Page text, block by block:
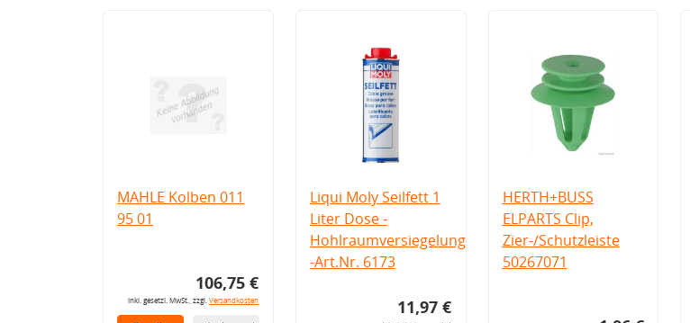
MAHLE Kolben 011
95 01
106,75 €
inkl. gesetzl. MwSt., zzgl.Versandkosten
Liqui Moly Seilfett 1
Liter Dose -
Hohlraumversiegelung
-Art.Nr. 6173
11,97 €
HERTH+BUSS
ELPARTS Clip,
Zier-/Schutzleiste
50267071